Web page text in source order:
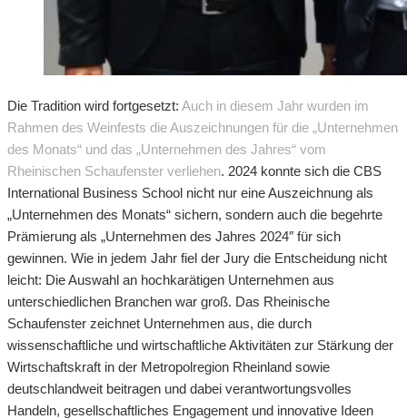
Die Tradition wird fortgesetzt: Auch in diesem Jahr wurden im
Rahmen des Weinfests die Auszeichnungen für die „Unternehmen
des Monats“ und das „Unternehmen des Jahres“ vom
Rheinischen Schaufenster verliehen. 2024 konnte sich die CBS
International Business School nicht nur eine Auszeichnung als
„Unternehmen des Monats“ sichern, sondern auch die begehrte
Prämierung als „Unternehmen des Jahres 2024″ für sich
gewinnen. Wie in jedem Jahr fiel der Jury die Entscheidung nicht
leicht: Die Auswahl an hochkarätigen Unternehmen aus
unterschiedlichen Branchen war groß. Das Rheinische
Schaufenster zeichnet Unternehmen aus, die durch
wissenschaftliche und wirtschaftliche Aktivitäten zur Stärkung der
Wirtschaftskraft in der Metropolregion Rheinland sowie
deutschlandweit beitragen und dabei verantwortungsvolles
Handeln, gesellschaftliches Engagement und innovative Ideen